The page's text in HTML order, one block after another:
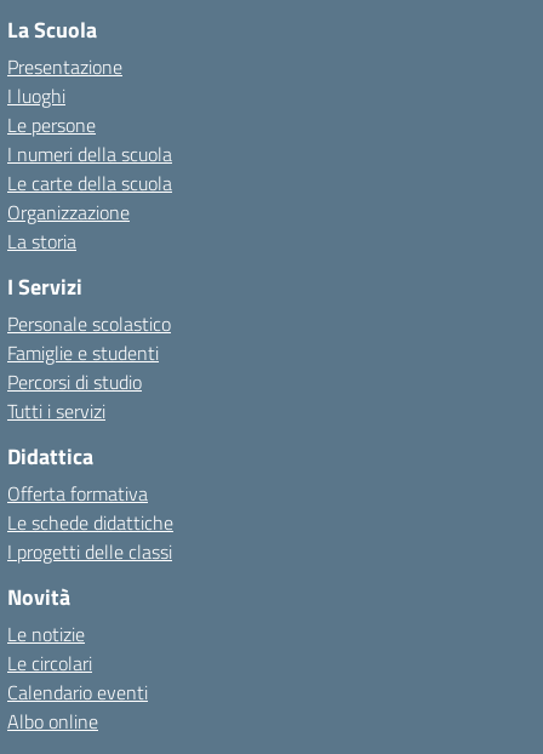
La Scuola
Presentazione
I luoghi
Le persone
I numeri della scuola
Le carte della scuola
Organizzazione
La storia
I Servizi
Personale scolastico
Famiglie e studenti
Percorsi di studio
Tutti i servizi
Didattica
Offerta formativa
Le schede didattiche
I progetti delle classi
Novità
Le notizie
Le circolari
Calendario eventi
Albo online